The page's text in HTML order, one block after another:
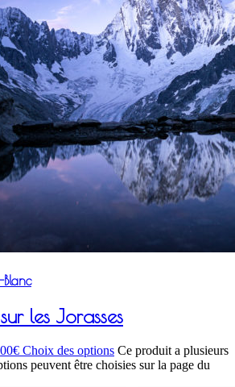
les Jorasses
€ Choix des options Ce produit a plusieurs
peuvent être choisies sur la page du